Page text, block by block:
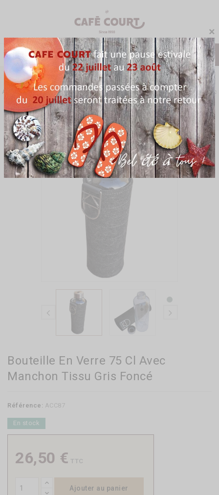
0
Menu
Accueil Complément Accessoires
Bouteille en Verre 75 cl avec
Manchon Tissu Gris Foncé
Bouteille En Verre 75 Cl Avec
Manchon Tissu Gris Foncé
Référence: ACC87
En stock
26,50 € TTC
Ajouter au panier
×